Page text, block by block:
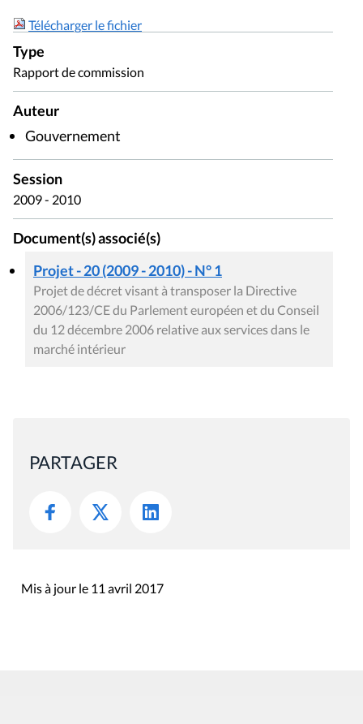
Télécharger le fichier
Type
Rapport de commission
Auteur
Gouvernement
Session
2009 - 2010
Document(s) associé(s)
Projet - 20 (2009 - 2010) - N° 1
Projet de décret visant à transposer la Directive
2006/123/CE du Parlement européen et du Conseil
du 12 décembre 2006 relative aux services dans le
marché intérieur
PARTAGER
Mis à jour le 11 avril 2017